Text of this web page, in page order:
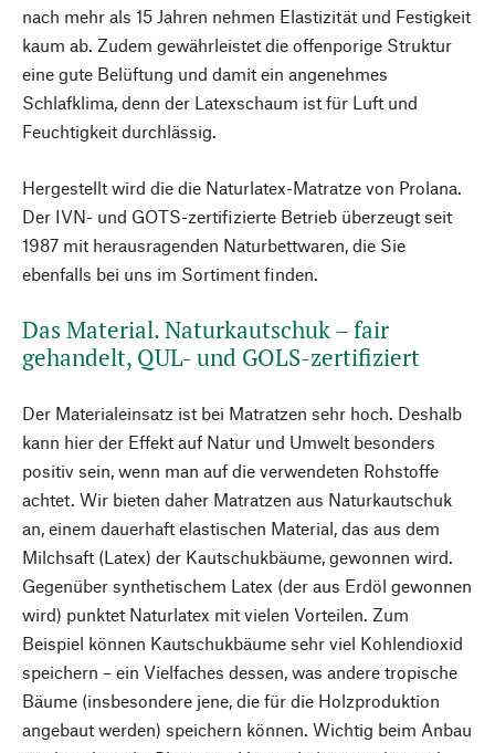
nach mehr als 15 Jahren nehmen Elastizität und Festigkeit
kaum ab. Zudem gewährleistet die offenporige Struktur
eine gute Belüftung und damit ein angenehmes
Schlafklima, denn der Latexschaum ist für Luft und
Feuchtigkeit durchlässig.
Hergestellt wird die die Naturlatex-Matratze von Prolana.
Der IVN- und GOTS-zertifizierte Betrieb überzeugt seit
1987 mit herausragenden Naturbettwaren, die Sie
ebenfalls bei uns im Sortiment finden.
Das Material. Naturkautschuk – fair
gehandelt, QUL- und GOLS-zertifiziert
Der Materialeinsatz ist bei Matratzen sehr hoch. Deshalb
kann hier der Effekt auf Natur und Umwelt besonders
positiv sein, wenn man auf die verwendeten Rohstoffe
achtet. Wir bieten daher Matratzen aus Naturkautschuk
an, einem dauerhaft elastischen Material, das aus dem
Milchsaft (Latex) der Kautschukbäume, gewonnen wird.
Gegenüber synthetischem Latex (der aus Erdöl gewonnen
wird) punktet Naturlatex mit vielen Vorteilen. Zum
Beispiel können Kautschukbäume sehr viel Kohlendioxid
speichern – ein Vielfaches dessen, was andere tropische
Bäume (insbesondere jene, die für die Holzproduktion
angebaut werden) speichern können. Wichtig beim Anbau